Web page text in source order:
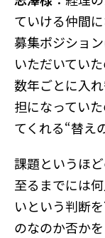
ていける仲間
募集ポジショ
いただいてい
数年ごとに入
担になってい
てくれる“替え
課題というほ
至るまでには
いという判断
のなのか否か